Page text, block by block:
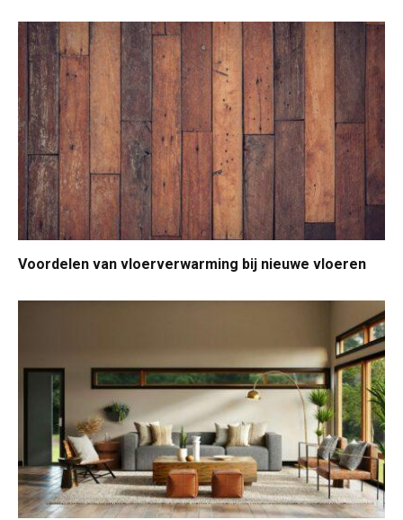
Voordelen van vloerverwarming bij nieuwe vloeren